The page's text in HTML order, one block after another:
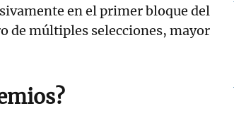
en el primer bloque del
de múltiples selecciones, mayor